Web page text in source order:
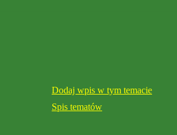
Dodaj wpis w tym temacie
Spis tematów